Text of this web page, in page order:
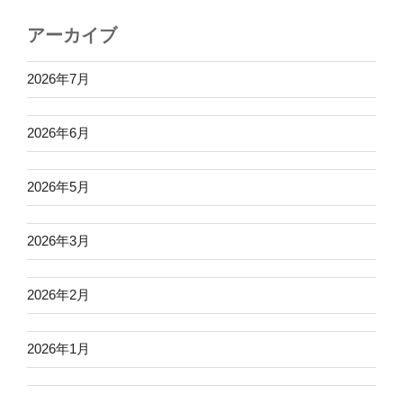
アーカイブ
2026年7月
2026年6月
2026年5月
2026年3月
2026年2月
2026年1月